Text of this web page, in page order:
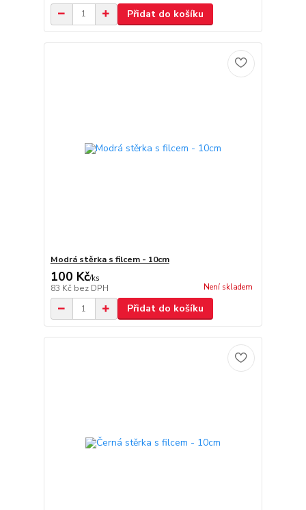
Přidat do košíku
Modrá stěrka s filcem - 10cm
100 Kč/ks
83 Kč bez DPH Není skladem
Přidat do košíku